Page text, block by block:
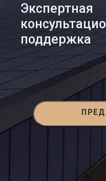
Экспертная
поддержка